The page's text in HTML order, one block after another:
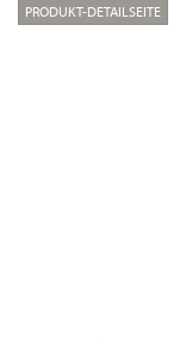
PRODUKT-DETAILSEITE